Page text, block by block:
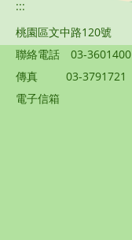
:::
桃園區文中路120號
聯絡電話
03-3601400
傳真
03-3791721
電子信箱